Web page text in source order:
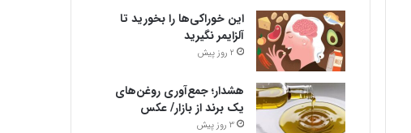
این خوراکی‌ها را بخورید تا
آلزایمر نگیرید
2 روز پیش
هشدار؛ جمع‌آوری روغن‌های
یک برند از بازار/ عکس
3 روز پیش